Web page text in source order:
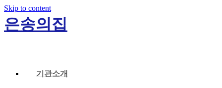
Skip to content
은송의집
기관소개